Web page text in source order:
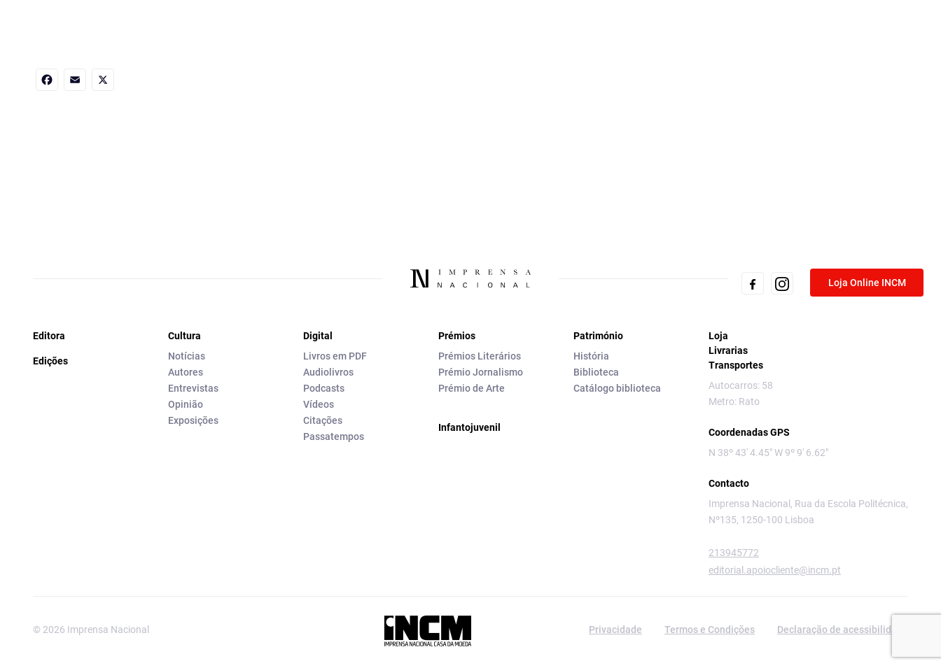
Loja Online INCM
Editora
Edições
Cultura
Notícias
Autores
Entrevistas
Opinião
Exposições
Digital
Livros em PDF
Audiolivros
Podcasts
Vídeos
Citações
Passatempos
Prémios
Prémios Literários
Prémio Jornalismo
Prémio de Arte
Infantojuvenil
Património
História
Biblioteca
Catálogo biblioteca
Loja
Livrarias
Transportes
Autocarros: 58
Metro: Rato
Coordenadas GPS
N 38º 43' 4.45" W 9º 9' 6.62"
Contacto
Imprensa Nacional, Rua da Escola Politécnica,
Nº135, 1250-100 Lisboa
213945772
editorial.apoiocliente@incm.pt
© 2026 Imprensa Nacional Privacidade Termos e Condições Declaração de acessibilidade